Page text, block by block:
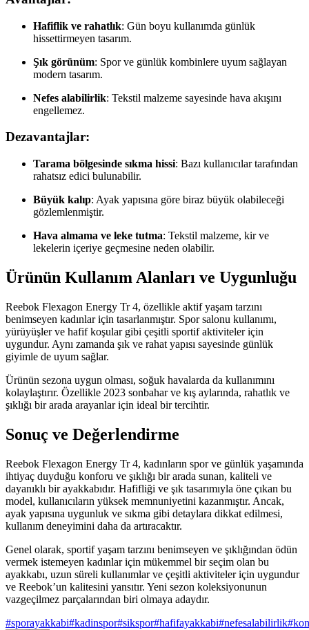
Hafiflik ve rahatlık: Gün boyu kullanımda günlük
hissettirmeyen tasarım.
Şık görünüm: Spor ve günlük kombinlere uyum sağlayan
modern tasarım.
Nefes alabilirlik: Tekstil malzeme sayesinde hava akışını
engellemez.
Dezavantajlar:
Tarama bölgesinde sıkma hissi: Bazı kullanıcılar tarafından
rahatsız edici bulunabilir.
Büyük kalıp: Ayak yapısına göre biraz büyük olabileceği
gözlemlenmiştir.
Hava almama ve leke tutma: Tekstil malzeme, kir ve
lekelerin içeriye geçmesine neden olabilir.
Ürünün Kullanım Alanları ve Uygunluğu
Reebok Flexagon Energy Tr 4, özellikle aktif yaşam tarzını
benimseyen kadınlar için tasarlanmıştır. Spor salonu kullanımı,
yürüyüşler ve hafif koşular gibi çeşitli sportif aktiviteler için
uygundur. Aynı zamanda şık ve rahat yapısı sayesinde günlük
giyimle de uyum sağlar.
Ürünün sezona uygun olması, soğuk havalarda da kullanımını
kolaylaştırır. Özellikle 2023 sonbahar ve kış aylarında, rahatlık ve
şıklığı bir arada arayanlar için ideal bir tercihtir.
Sonuç ve Değerlendirme
Reebok Flexagon Energy Tr 4, kadınların spor ve günlük yaşamında
ihtiyaç duyduğu konforu ve şıklığı bir arada sunan, kaliteli ve
dayanıklı bir ayakkabıdır. Hafifliği ve şık tasarımıyla öne çıkan bu
model, kullanıcıların yüksek memnuniyetini kazanmıştır. Ancak,
ayak yapısına uygunluk ve sıkma gibi detaylara dikkat edilmesi,
kullanım deneyimini daha da artıracaktır.
Genel olarak, sportif yaşam tarzını benimseyen ve şıklığından ödün
vermek istemeyen kadınlar için mükemmel bir seçim olan bu
ayakkabı, uzun süreli kullanımlar ve çeşitli aktiviteler için uygundur
ve Reebok’un kalitesini yansıtır. Yeni sezon koleksiyonunun
vazgeçilmez parçalarından biri olmaya adaydır.
#sporayakkabi#kadinspor#sikspor#hafifayakkabi#nefesalabilirlik#